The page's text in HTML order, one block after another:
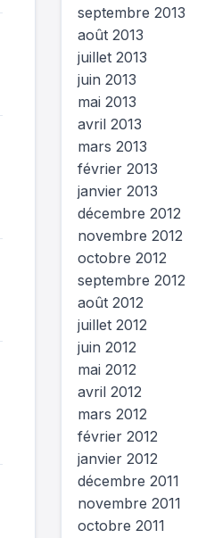
septembre 2013
août 2013
juillet 2013
juin 2013
mai 2013
avril 2013
mars 2013
février 2013
janvier 2013
décembre 2012
novembre 2012
octobre 2012
septembre 2012
août 2012
juillet 2012
juin 2012
mai 2012
avril 2012
mars 2012
février 2012
janvier 2012
décembre 2011
novembre 2011
octobre 2011